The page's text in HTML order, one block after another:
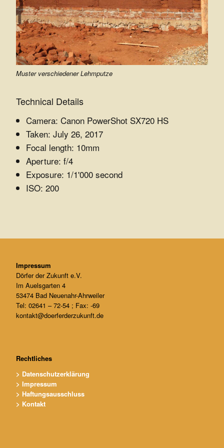
e
r
Z
u
k
u
n
f
t
e
V
.
Muster verschiedener Lehmputze
Technical Details
Camera: Canon PowerShot SX720 HS
Taken: July 26, 2017
Focal length: 10mm
Aperture: f/4
Exposure: 1/1'000 second
ISO: 200
Impressum
Dörfer der Zukunft e.V.
Im Auelsgarten 4
53474 Bad Neuenahr-Ahrweiler
Tel: 02641 – 72-54 ; Fax: -69
kontakt@doerferderzukunft.de
Rechtliches
> Datenschutzerklärung
> Impressum
> Haftungsausschluss
> Kontakt